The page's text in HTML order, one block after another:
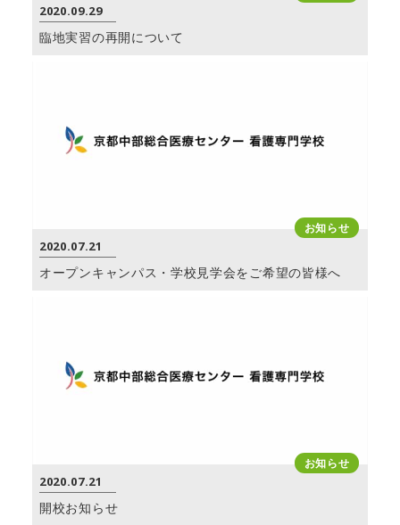
2020.09.29
臨地実習の再開について
お知らせ
2020.07.21
オープンキャンパス・学校見学会をご希望の皆様へ
お知らせ
2020.07.21
開校お知らせ